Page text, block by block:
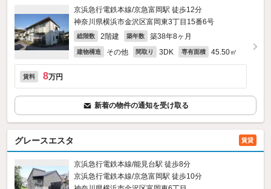
京浜急行電鉄本線/京急富岡駅 徒歩12分
神奈川県横浜市金沢区富岡東3丁目15番6号
総階数 2階建 築年数 築38年8ヶ月
建物構造 その他 間取り 3DK 専有面積 45.50㎡
賃料 8万円
新着の物件の通知を受け取る
グレースエスタ 賃貸
京浜急行電鉄本線/能見台駅 徒歩8分
京浜急行電鉄本線/京急富岡駅 徒歩10分